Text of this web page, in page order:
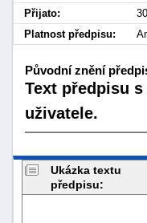
Přijato:
Platnost předpisu:
Původní znění
Text předpisu
uživatele.
Ukázka textu
předpisu: